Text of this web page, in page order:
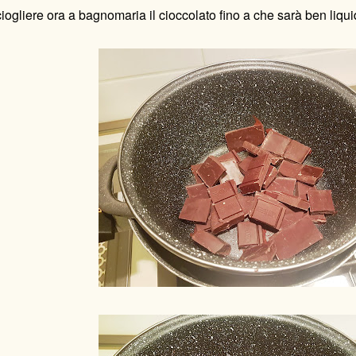
ora a bagnomaria il cioccolato fino a che sarà ben